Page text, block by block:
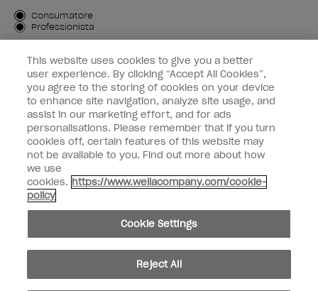
Tipo di cliente
Consumatore
Professionista
ISCRIVIMI
Informazioni per i clienti
OPI & voi
instagramfacebook
Copyright 2026, Wella Operations US LLC. Tutti i diritti riservati.
This website uses cookies to give you a better
user experience. By clicking “Accept All Cookies”,
you agree to the storing of cookies on your device
to enhance site navigation, analyze site usage, and
assist in our marketing effort, and for ads
personalisations. Please remember that if you turn
cookies off, certain features of this website may
not be available to you. Find out more about how
we use
cookies. https://www.wellacompany.com/cookie-
policy
Cookie Settings
Reject All